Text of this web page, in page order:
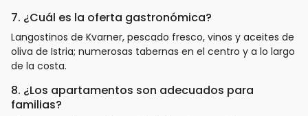
7. ¿Cuál es la oferta gastronómica?
Langostinos de Kvarner, pescado fresco, vinos y aceites de
oliva de Istria; numerosas tabernas en el centro y a lo largo
de la costa.
8. ¿Los apartamentos son adecuados para
familias?